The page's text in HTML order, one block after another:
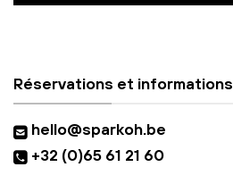
Réservations et informations
hello@sparkoh.be
+32 (0)65 61 21 60